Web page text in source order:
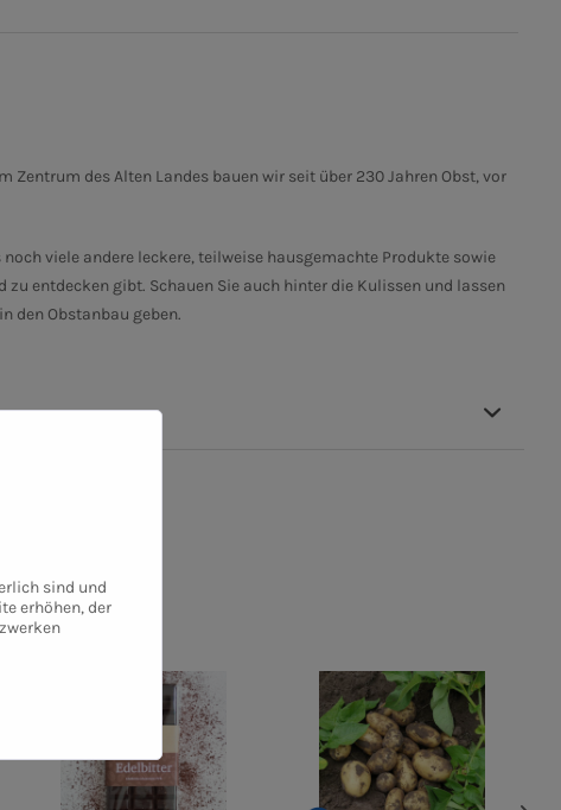
des Alten Landes bauen wir seit über 230 Jahren Obst, vor
viele andere leckere, teilweise hausgemachte Produkte sowie
entdecken gibt. Schauen Sie auch hinter die Kulissen und lassen
den Obstanbau geben.
sind und
erhöhen, der